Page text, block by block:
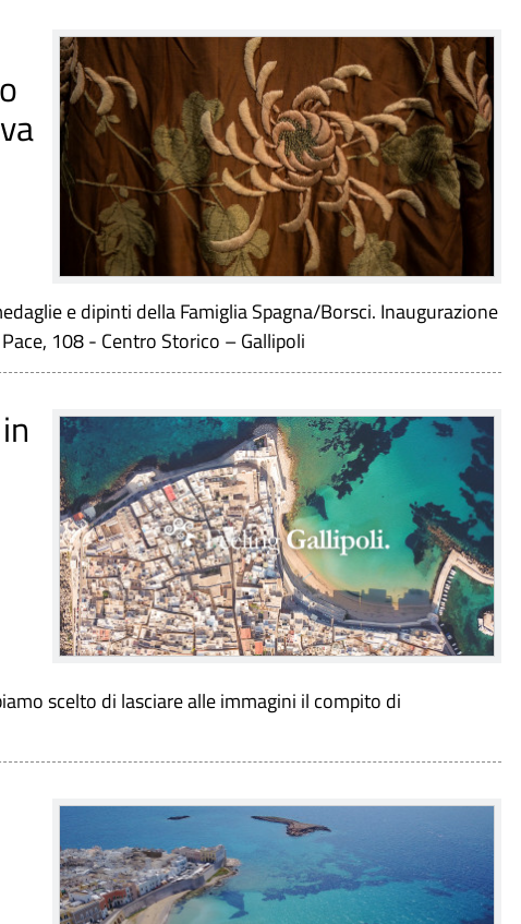
e dipinti della Famiglia Spagna/Borsci. Inaugurazione
108 - Centro Storico – Gallipoli
scelto di lasciare alle immagini il compito di